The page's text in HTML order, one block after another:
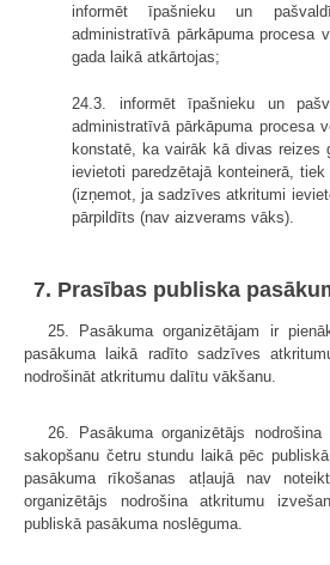
informēt īpašnieku un
administratīvā pārkāpuma procesa
gada laikā atkārtojas;
24.3. informēt īpašnieku un
administratīvā pārkāpuma procesa
konstatē, ka vairāk kā divas reizes
ievietoti paredzētajā konteinerā,
(izņemot, ja sadzīves atkritumi
pārpildīts (nav aizverams vāks).
7. Prasības publiska
25. Pasākuma organizētājam ir
pasākuma laikā radīto sadzīves
nodrošināt atkritumu dalītu vākšanu.
26. Pasākuma organizētājs
sakopšanu četru stundu laikā pēc
pasākuma rīkošanas atļaujā nav
organizētājs nodrošina atkritumu
publiskā pasākuma noslēguma.